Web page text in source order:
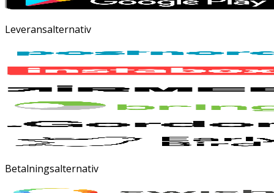
Leveransalternativ
Betalningsalternativ